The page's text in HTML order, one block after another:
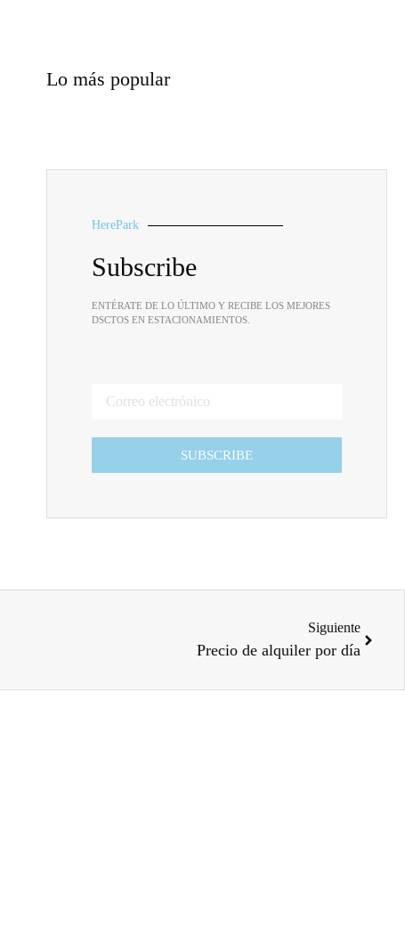
Lo más popular
HerePark
Subscribe
ENTÉRATE DE LO ÚLTIMO Y RECIBE LOS MEJORES
DSCTOS EN ESTACIONAMIENTOS.
SUBSCRIBE
Siguiente
Precio de alquiler por día